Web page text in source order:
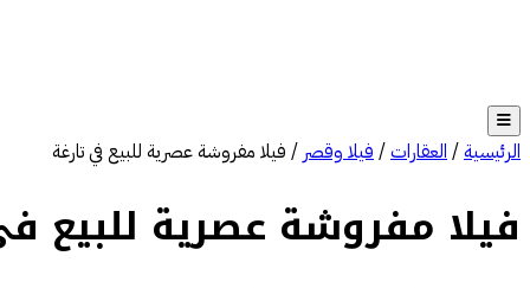
الرئيسية/العقارات/فيلا وقصر / فيلا مفروشة عصرية للبيع في تارغة
فيلا مفروشة عصرية للبيع